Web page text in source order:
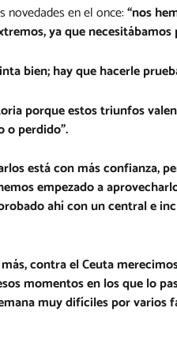
novedades en el once:“nos
ya que necesitábamos
bien; hay que hacerle
porque estos triunfos
o perdido”.
está con más confianza,
empezado a
ahí con un central e
contra el Ceuta
momentos en los que lo
muy difíciles por